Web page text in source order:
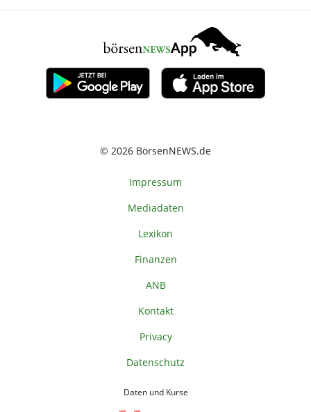
© 2026 BörsenNEWS.de
Impressum
Mediadaten
Lexikon
Finanzen
ANB
Kontakt
Privacy
Datenschutz
Daten und Kurse